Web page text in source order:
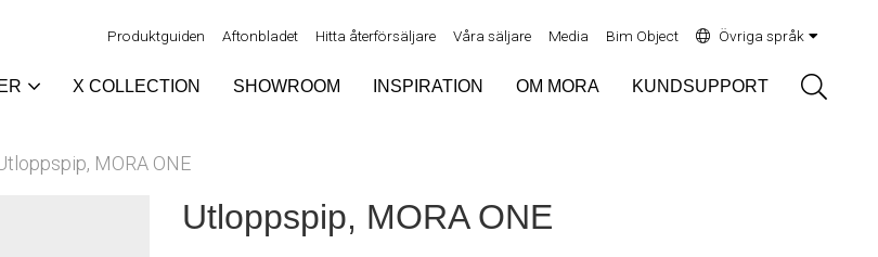
Produktguiden Aftonbladet Hitta återförsäljare Våra säljare Media Bim Object Övriga språk
X COLLECTION SHOWROOM INSPIRATION OM MORA KUNDSUPPORT
MORA ONE
Utloppspip, MORA ONE